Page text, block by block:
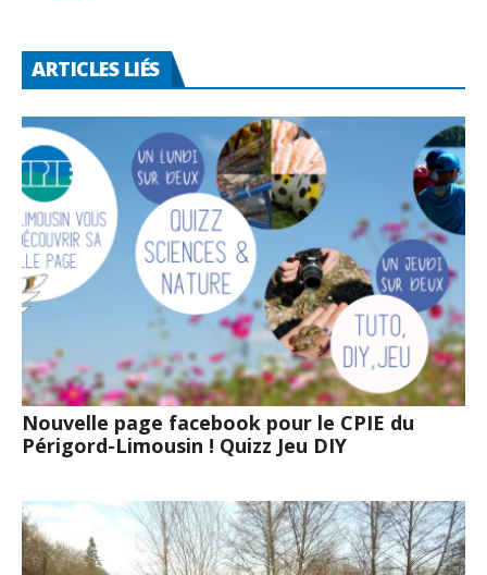
ARTICLES LIÉS
Nouvelle page facebook pour le CPIE du
Périgord-Limousin ! Quizz Jeu DIY